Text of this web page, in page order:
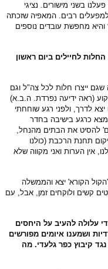
בשני מישורים. נציגי
רבים. המאפיה שזכתה
מחפשת עובדים נוספים
לחיילים ביום ראשון
ייצרו חלות לכל צה"ל וגם
(ראה ידיעה נפרדת. ה.ב.א)
לדרך, ולפני רגע שוחחתי
כרגע בישיבה בחדר
את הבתים מהנחל,
תחנת הרכבת (כולנו
הערות ואני מקווה שלא
הקורא' יצא והממשלה
ולוקחים זמן, אבל, עם
להעיב על היחסים
ושמענו איומים מפורשים
קיבוץ כפר גלעדי. מה